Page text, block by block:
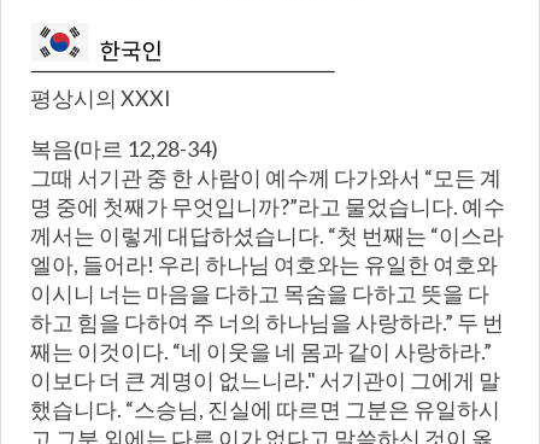
평상시의 XXXI
복음(마르 12,28-34)
그때 서기관 중 한 사람이 예수께 다가와서 “모든 계
명 중에 첫째가 무엇입니까?”라고 물었습니다. 예수
께서는 이렇게 대답하셨습니다. “첫 번째는 “이스라
엘아, 들어라! 우리 하나님 여호와는 유일한 여호와
이시니 너는 마음을 다하고 목숨을 다하고 뜻을 다
하고 힘을 다하여 주 너의 하나님을 사랑하라.” 두 번
째는 이것이다. “네 이웃을 네 몸과 같이 사랑하라.”
이보다 더 큰 계명이 없느니라." 서기관이 그에게 말
했습니다. “스승님, 진실에 따르면 그분은 유일하시
고 그분 외에는 다른 이가 없다고 말씀하신 것이 옳